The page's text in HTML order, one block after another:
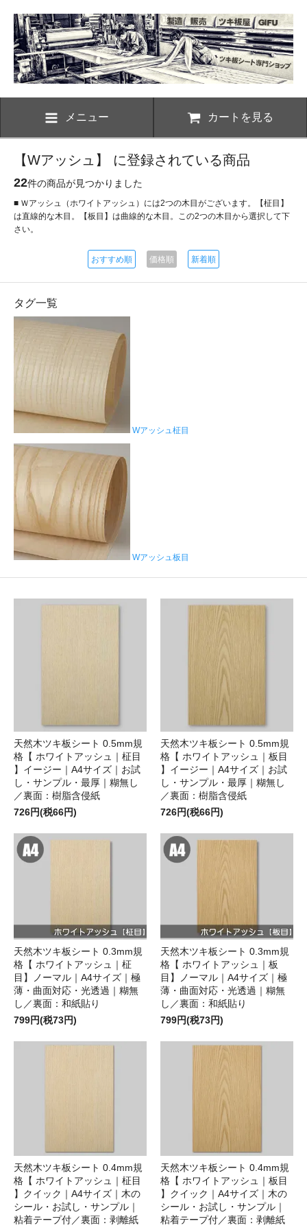
メニュー カートを見る
【Wアッシュ】 に登録されている商品
22件の商品が見つかりました
■ Ｗアッシュ（ホワイトアッシュ）には2つの木目がございます。【柾目】
は直線的な木目。【板目】は曲線的な木目。この2つの木目から選択して下
さい。
おすすめ順 価格順 新着順
タグ一覧
Wアッシュ柾目
Wアッシュ板目
天然木ツキ板シート 0.5mm規
格【 ホワイトアッシュ｜柾目
】イージー｜A4サイズ｜お試
し・サンプル・最厚｜糊無し
／裏面：樹脂含侵紙
726円(税66円)
天然木ツキ板シート 0.5mm規
格【 ホワイトアッシュ｜板目
】イージー｜A4サイズ｜お試
し・サンプル・最厚｜糊無し
／裏面：樹脂含侵紙
726円(税66円)
天然木ツキ板シート 0.3mm規
格【 ホワイトアッシュ｜柾
目】ノーマル｜A4サイズ｜極
薄・曲面対応・光透過｜糊無
し／裏面：和紙貼り
799円(税73円)
天然木ツキ板シート 0.3mm規
格【 ホワイトアッシュ｜板
目】ノーマル｜A4サイズ｜極
薄・曲面対応・光透過｜糊無
し／裏面：和紙貼り
799円(税73円)
天然木ツキ板シート 0.4mm規
格【 ホワイトアッシュ｜柾目
】クイック｜A4サイズ｜木の
シール・お試し・サンプル｜
粘着テープ付／裏面：剥離紙
天然木ツキ板シート 0.4mm規
格【 ホワイトアッシュ｜板目
】クイック｜A4サイズ｜木の
シール・お試し・サンプル｜
粘着テープ付／裏面：剥離紙